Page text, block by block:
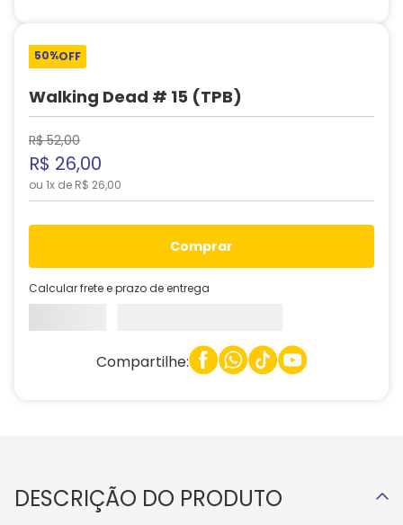
50%OFF
Walking Dead # 15 (TPB)
R$ 52,00
R$ 26,00
ou 1x de R$ 26,00
comprar
Calcular frete e prazo de entrega
Compartilhe:
DESCRIÇÃO DO PRODUTO